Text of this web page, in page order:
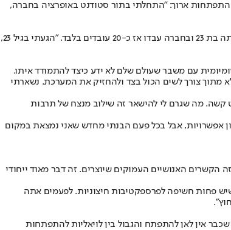
הוא מספר. היום, החברה מעסיקה 350 עובדים, ולזרובסקי עצמו עבר מסלול התפתחות ארוך: "התחלתי בתור סטודנט באופרציה בחברה,
, מציגה את הסיפור שך הקריירה הארוכה ביותר באותו ארגון: היא החלה לעבוד בחברה ב-2003, כשהייתה בת 23 ובחברה עבדו אז כ-20 עובדים בלבד. "הגעתי בגיל 23,
עם משבר שעולם שלם לא ידע כיצד להתמודד איתו.
צורך לשים הכול בצד ולהחזיק את המערכת. נשארתי
קשה. מה שגרם לי להישאר זה שילוב מנצח של תרבות
אפשרויות, אבל בכל פעם הבנתי מחדש שאני נמצאת במקום
הקשרים האנושיים העמוקים שיוצרים. זה דבר מאוד ייחודי
פחות חשיפה לפרספקטיבות חיצוניות. לפעמים אתה
אין לאן להתפתח והגבול בין לויאליות להתפתחות